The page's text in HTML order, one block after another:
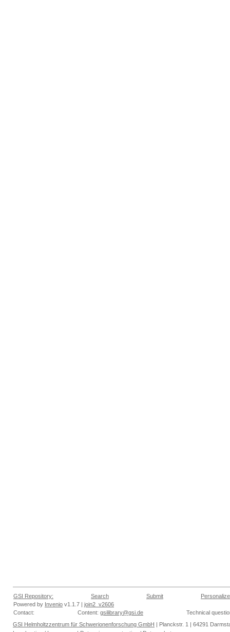
GSI Repository: Search Submit
Personalize
Powered by Invenio v1.1.7 | join2_v2606
Contact:
Content: gsilibrary@gsi.de
Technical
GSI Helmholtzzentrum für Schwerionenforschung GmbH | Planckstr. 1 | 64291